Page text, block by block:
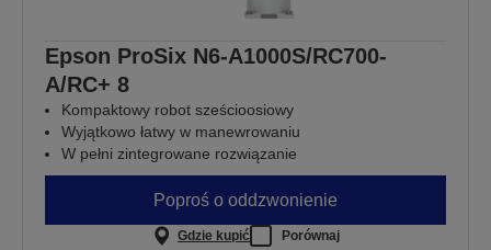
Epson ProSix N6-A1000S/RC700-
A/RC+ 8
Kompaktowy robot sześcioosiowy
Wyjątkowo łatwy w manewrowaniu
W pełni zintegrowane rozwiązanie
Poproś o oddzwonienie
Gdzie kupić Porównaj